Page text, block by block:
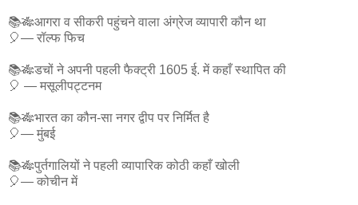
📚🎋आगरा व सीकरी पहुंचने वाला अंग्रेज व्यापारी कौन था
🎈— रॉल्फ फिच
📚🎋डचों ने अपनी पहली फैक्ट्री 1605 ई. में कहाँ स्थापित की
🎈 — मसूलीपट्टनम
📚🎋भारत का कौन-सा नगर द्वीप पर निर्मित है
🎈— मुंबई
📚🎋पुर्तगालियों ने पहली व्यापारिक कोठी कहाँ खोली
🎈— कोचीन में